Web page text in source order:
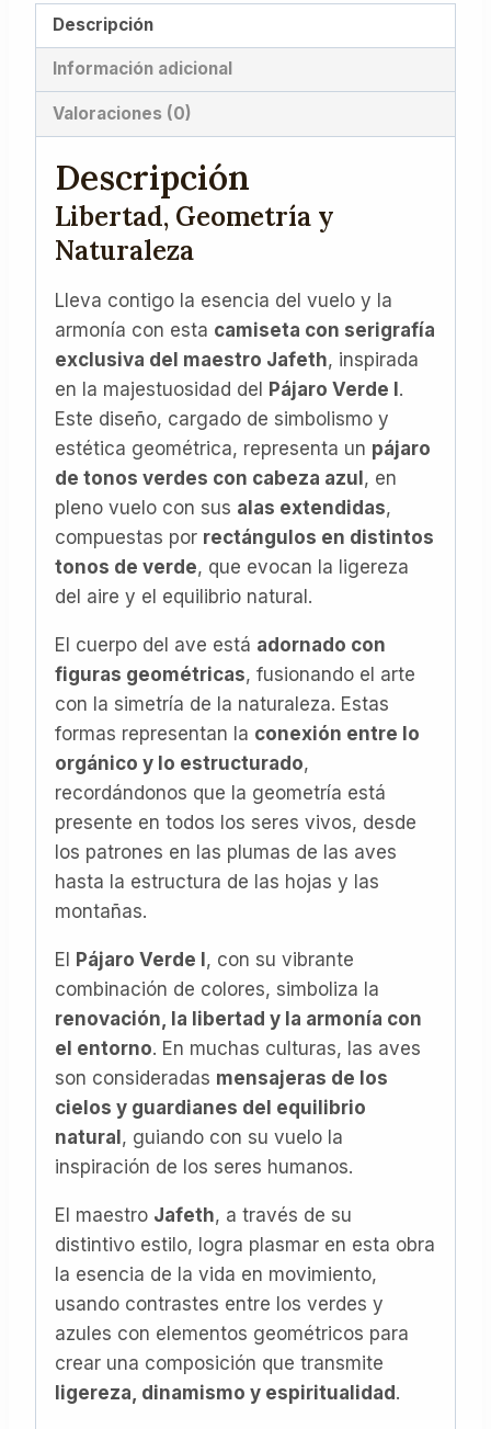
Descripción
Información adicional
Valoraciones (0)
Descripción
Libertad, Geometría y
Naturaleza
Lleva contigo la esencia del vuelo y la
armonía con esta camiseta con serigrafía
exclusiva del maestro Jafeth, inspirada
en la majestuosidad del Pájaro Verde I.
Este diseño, cargado de simbolismo y
estética geométrica, representa un pájaro
de tonos verdes con cabeza azul, en
pleno vuelo con sus alas extendidas,
compuestas por rectángulos en distintos
tonos de verde, que evocan la ligereza
del aire y el equilibrio natural.
El cuerpo del ave está adornado con
figuras geométricas, fusionando el arte
con la simetría de la naturaleza. Estas
formas representan la conexión entre lo
orgánico y lo estructurado,
recordándonos que la geometría está
presente en todos los seres vivos, desde
los patrones en las plumas de las aves
hasta la estructura de las hojas y las
montañas.
El Pájaro Verde I, con su vibrante
combinación de colores, simboliza la
renovación, la libertad y la armonía con
el entorno. En muchas culturas, las aves
son consideradas mensajeras de los
cielos y guardianes del equilibrio
natural, guiando con su vuelo la
inspiración de los seres humanos.
El maestro Jafeth, a través de su
distintivo estilo, logra plasmar en esta obra
la esencia de la vida en movimiento,
usando contrastes entre los verdes y
azules con elementos geométricos para
crear una composición que transmite
ligereza, dinamismo y espiritualidad.